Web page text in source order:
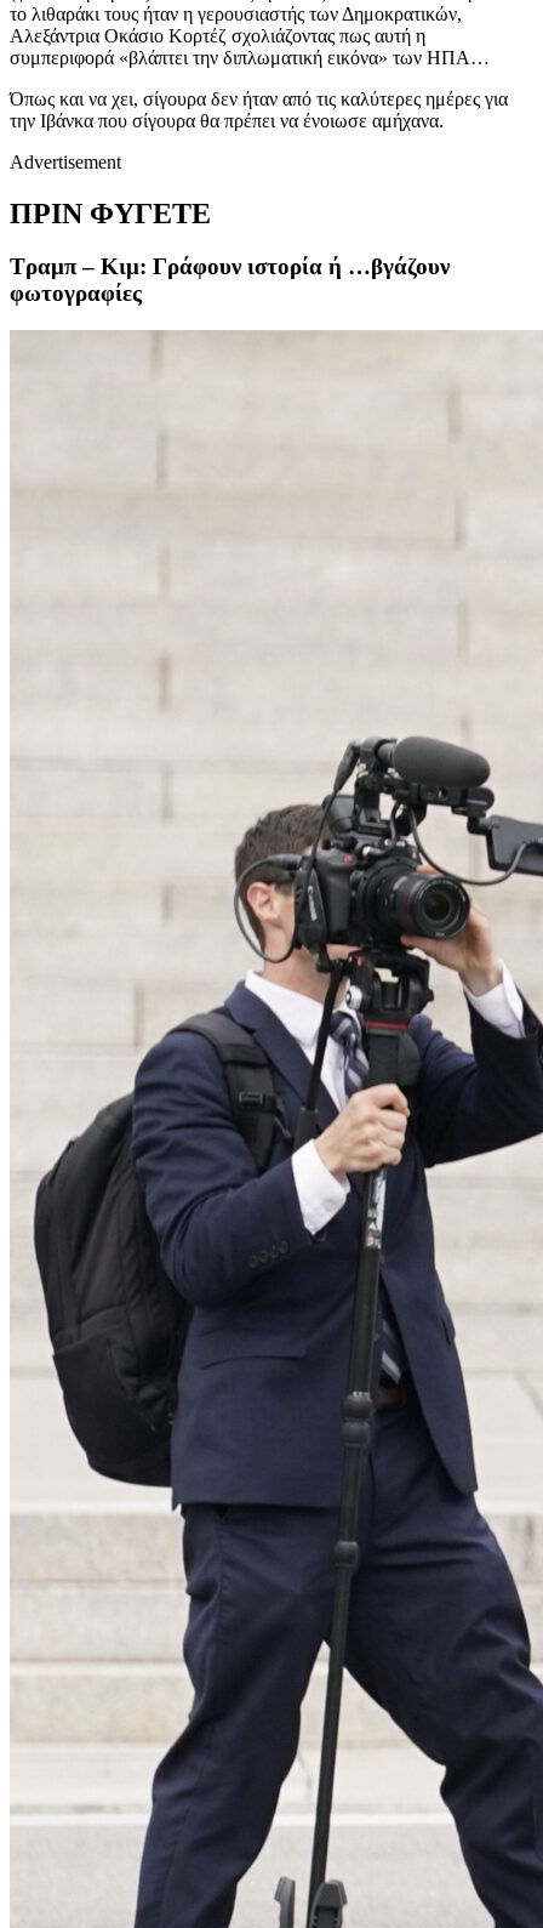
το λιθαράκι τους ήταν η γερουσιαστής των Δημοκρατικών,
Αλεξάντρια Οκάσιο Κορτέζ σχολιάζοντας πως αυτή η
συμπεριφορά «βλάπτει την διπλωματική εικόνα» των ΗΠΑ…
Όπως και να χει, σίγουρα δεν ήταν από τις καλύτερες ημέρες για
την Ιβάνκα που σίγουρα θα πρέπει να ένοιωσε αμήχανα.
Advertisement
ΠΡΙΝ ΦΥΓΕΤΕ
Τραμπ – Κιμ: Γράφουν ιστορία ή …βγάζουν
φωτογραφίες